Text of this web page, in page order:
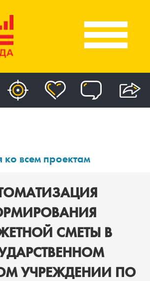
ко всем проектам
СМЕТЫ В
УЧРЕЖДЕНИИ ПО